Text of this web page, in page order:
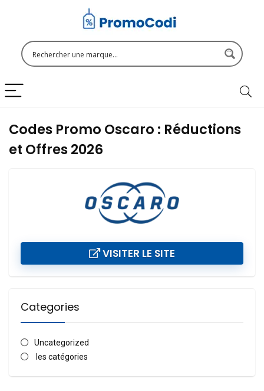
Codes Promo Oscaro : Réductions
et Offres 2026
VISITER LE SITE
Categories
Uncategorized
les catégories